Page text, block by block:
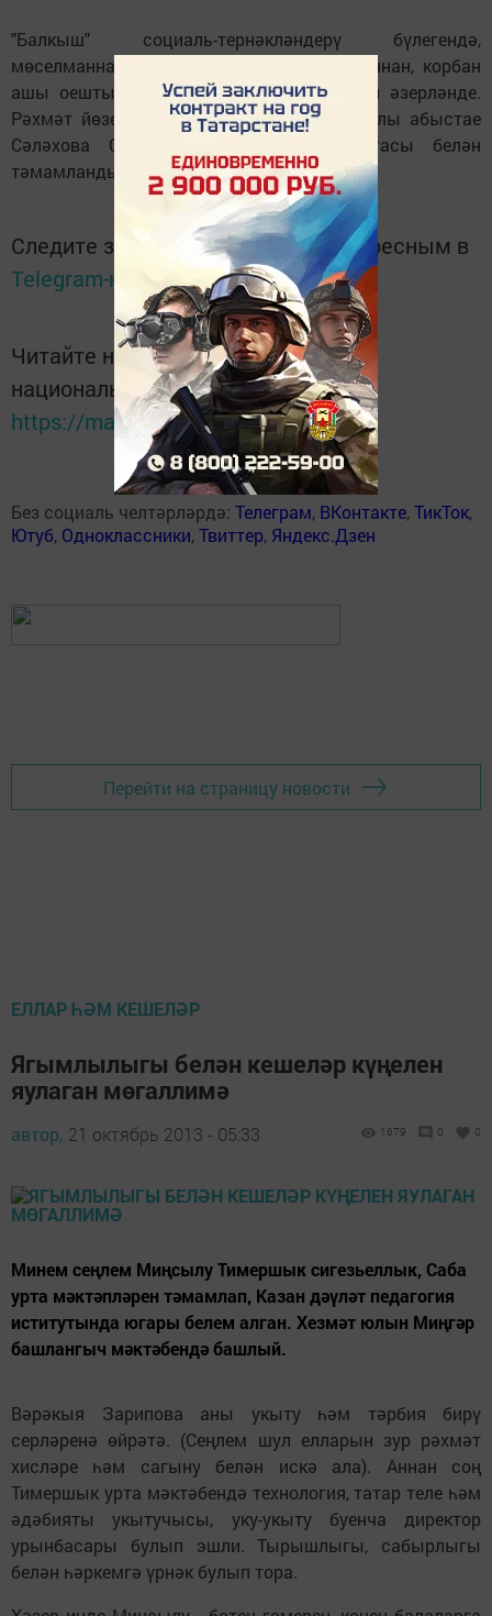
"Балкыш" социаль-тернәкләндерү бүлегендә,
мөселманнарның изге Корбан гаете уңаеннан, корбан
ашы оештырылды. Аш-су корбан итеннән әзерләнде.
Рәхмәт йөзеннән корбан ашы Мичән авылы абыстае
Сәләхова Сәрия Шәрип кызының догасы белән
тәмамланды.
Следите за самым важным и интересным в
Telegram-канале Татмедиа
Читайте новости Татарстана в
национальном мессенджере MАХ:
https://max.ru/tatmedia
Без социаль челтәрләрдә: Телеграм, ВКонтакте,ТикТок,
Ютуб, Одноклассники,Твиттер, Яндекс.Дзен
Перейти на страницу новости
ЕЛЛАР ҺӘМ КЕШЕЛӘР
Ягымлылыгы белән кешеләр күңелен
яулаган мөгаллимә
автор, 21 октябрь 2013 - 05:33 1679 0 0
Минем сеңлем Миңсылу Тимершык сигезьеллык, Саба
урта мәктәпләрен тәмамлап, Казан дәүләт педагогия
иститутында югары белем алган. Хезмәт юлын Миңгәр
башлангыч мәктәбендә баш­­лый.
Вәрәкыя Зарипова аны укыту һәм тәрбия бирү
серләренә өйрәтә. (Сеңлем шул елларын зур рәхмәт
хисләре һәм сагыну белән искә ала). Аннан соң
Тимершык урта мәктәбендә технология, татар теле һәм
әдәбияты укытучысы, уку-укыту буенча директор
урынбасары булып эшли. Тырышлыгы, сабырлыгы
белән һәркемгә үрнәк булып тора.